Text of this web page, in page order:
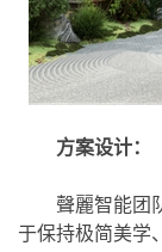
方案设计：
聲麗智能团
于保持极简美学